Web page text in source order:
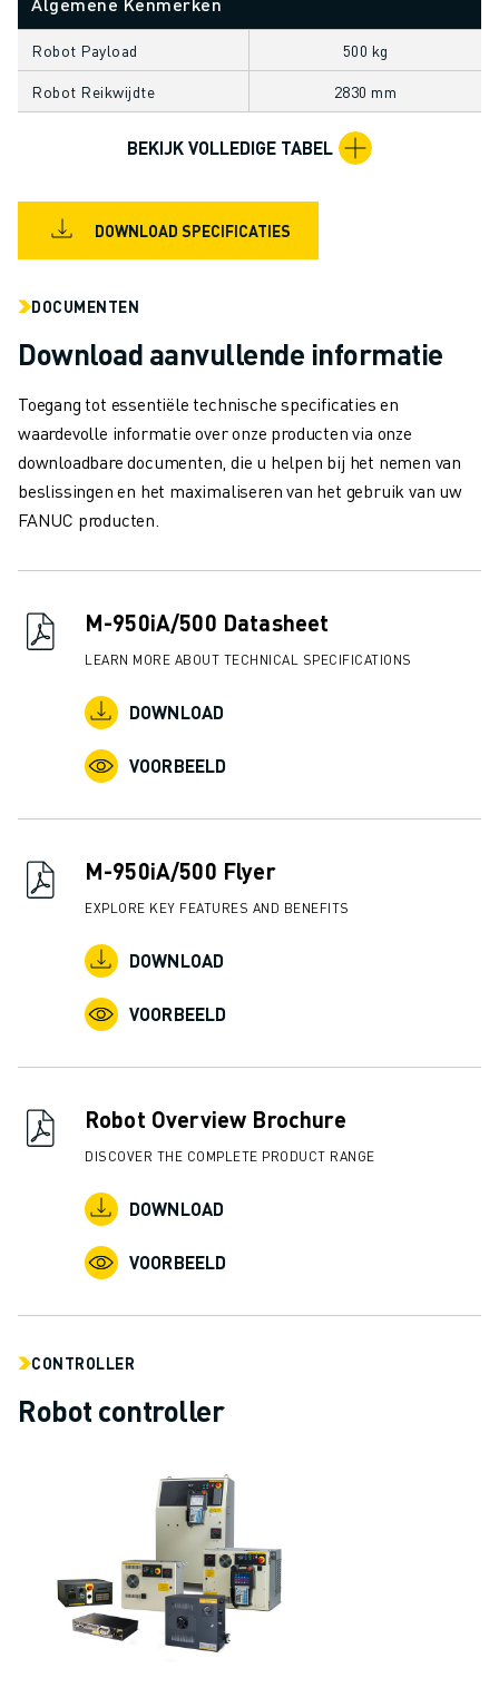
MATERIAL HANDLING
VERFSPUITEN
PALLETISEREN
PUNTLASSEN
DRAADVONKEN EDM
CUSTOMER SERVICE
SERVICE & ONDERHOUD
SPARE PARTS
DIGITALE SERVICE TOOLS
DOWNLOAD CENTER » MYFANUC
OPLEIDING & ONDERWIJS
FANUC ACADEMY
OPLOSSINGEN VOOR INDUSTRIEËN
WORLDSKILLS & JONG TALENT
ONDERWIJS EVENEMENTEN
NIEUWS & MEDIA
ONDERWIJS EVENEMENTEN
OVER FANUC
ONZE LOCATIES
DUURZAAMHEID
SHAPE YOUR FUTURE WITH FANUC
JOIN US » JOB PORTAAL
COLOFON
Robot Payload 500 kg
Robot Reikwijdte 2830 mm
BEKIJK VOLLEDIGE TABEL
DOWNLOAD SPECIFICATIES
DOCUMENTEN
Download aanvullende informatie
Toegang tot essentiële technische specificaties en
waardevolle informatie over onze producten via onze
downloadbare documenten, die u helpen bij het nemen van
beslissingen en het maximaliseren van het gebruik van uw
FANUC producten.
M-950iA/500 Datasheet
LEARN MORE ABOUT TECHNICAL SPECIFICATIONS
DOWNLOAD
VOORBEELD
M-950iA/500 Flyer
EXPLORE KEY FEATURES AND BENEFITS
DOWNLOAD
VOORBEELD
Robot Overview Brochure
DISCOVER THE COMPLETE PRODUCT RANGE
DOWNLOAD
VOORBEELD
CONTROLLER
Robot controller